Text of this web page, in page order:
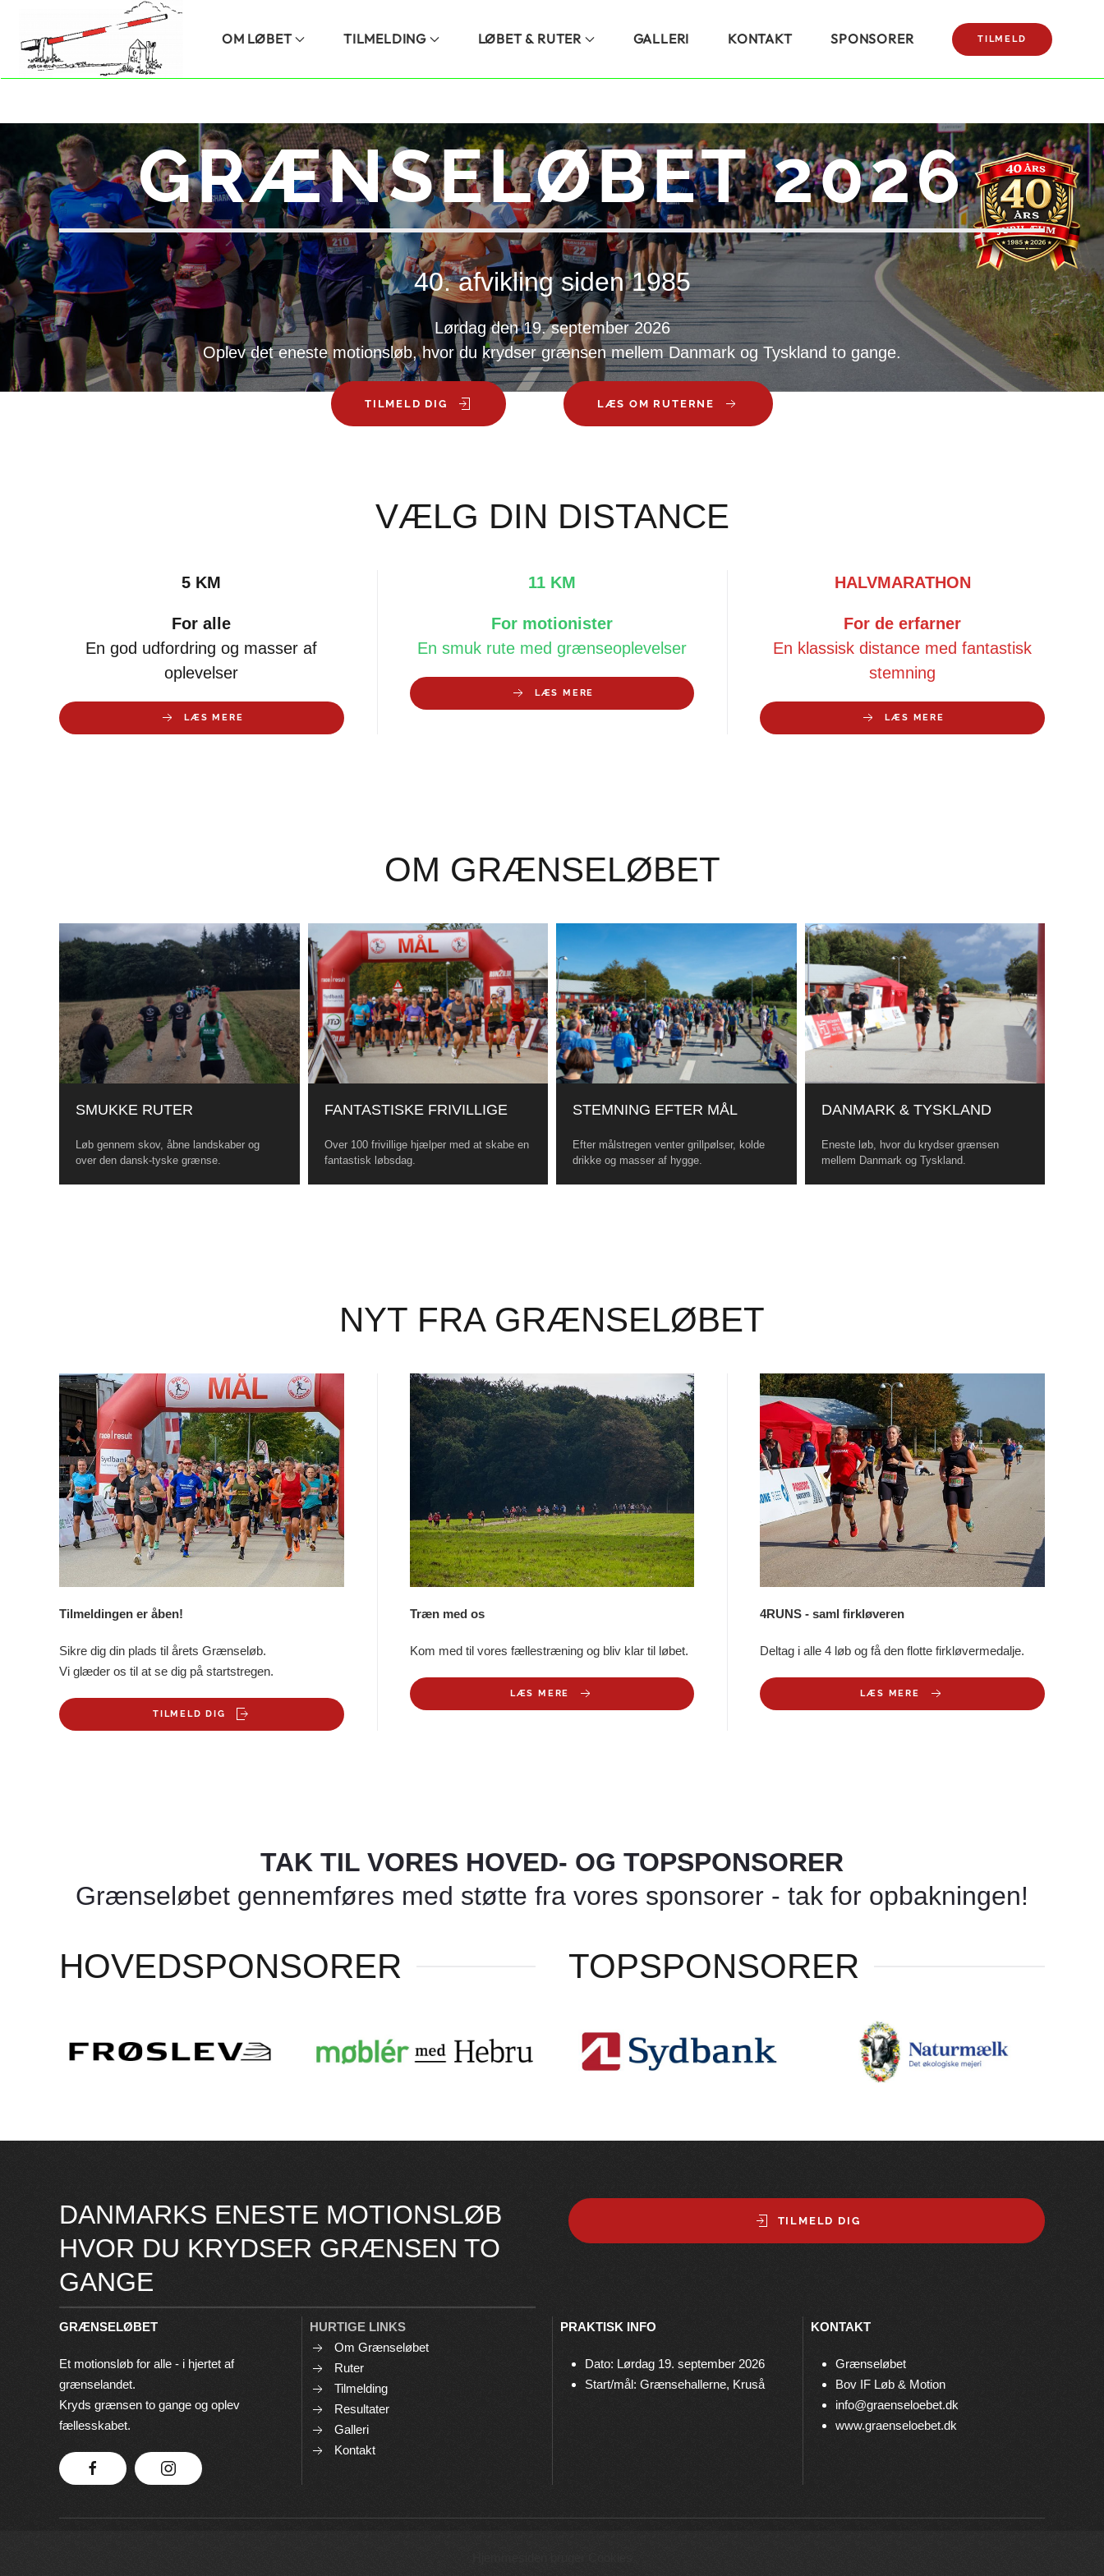
Skip to main content OM LØBET TILMELDING LØBET & RUTER GALLERI KONTAKT SPONSORER TILMELD
GRÆNSELØBET 2026
40. afvikling siden 1985
Lørdag den 19. september 2026
Oplev det eneste motionsløb, hvor du krydser grænsen mellem Danmark og Tyskland to gange.
TILMELD DIG LÆS OM RUTERNE
VÆLG DIN DISTANCE
5 KM
For alle
En god udfordring og masser af
oplevelser
LÆS MERE
11 KM
For motionister
En smuk rute med grænseoplevelser
LÆS MERE
HALVMARATHON
For de erfarner
En klassisk distance med fantastisk
stemning
LÆS MERE
OM GRÆNSELØBET
SMUKKE RUTER
Løb gennem skov, åbne landskaber og
over den dansk-tyske grænse.
FANTASTISKE FRIVILLIGE
Over 100 frivillige hjælper med at skabe en
fantastisk løbsdag.
STEMNING EFTER MÅL
Efter målstregen venter grillpølser, kolde
drikke og masser af hygge.
DANMARK & TYSKLAND
Eneste løb, hvor du krydser grænsen
mellem Danmark og Tyskland.
NYT FRA GRÆNSELØBET
Tilmeldingen er åben!
Sikre dig din plads til årets Grænseløb.
Vi glæder os til at se dig på startstregen.
TILMELD DIG
Træn med os
Kom med til vores fællestræning og bliv klar til løbet.
LÆS MERE
4RUNS - saml firkløveren
Deltag i alle 4 løb og få den flotte firkløvermedalje.
LÆS MERE
TAK TIL VORES HOVED- OG TOPSPONSORER
Grænseløbet gennemføres med støtte fra vores sponsorer - tak for opbakningen!
HOVEDSPONSORER TOPSPONSORER
DANMARKS ENESTE MOTIONSLØB
HVOR DU KRYDSER GRÆNSEN TO
GANGE
TILMELD DIG
GRÆNSELØBET
Et motionsløb for alle - i hjertet af
grænselandet.
Kryds grænsen to gange og oplev
fællesskabet.
HURTIGE LINKS
Om Grænseløbet
Ruter
Tilmelding
Resultater
Galleri
Kontakt
PRAKTISK INFO
Dato: Lørdag 19. september 2026
Start/mål: Grænsehallerne, Kruså
KONTAKT
Grænseløbet
Bov IF Løb & Motion
info@graenseloebet.dk
www.graenseloebet.dk